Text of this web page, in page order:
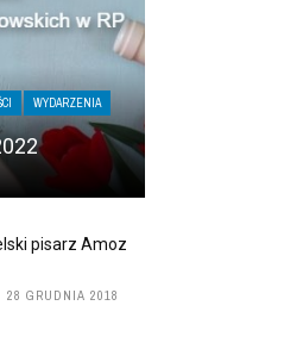
WYDARZENIA
pisarz Amoz
28 GRUDNIA 2018